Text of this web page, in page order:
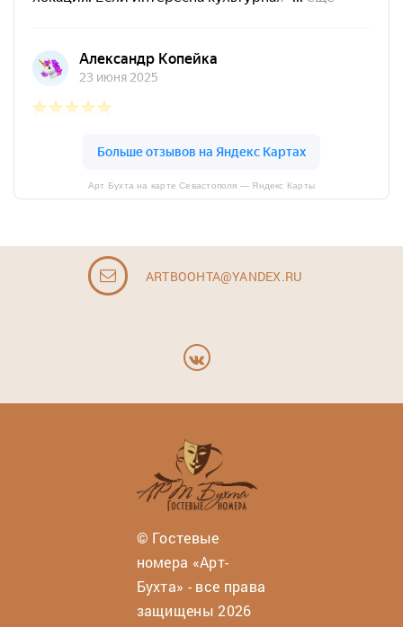
Арт Бухта на карте Севастополя — Яндекс Карты
ARTBOOHTA@YANDEX.RU
© Гостевые
номера «Арт-
Бухта» - все права
защищены 2026